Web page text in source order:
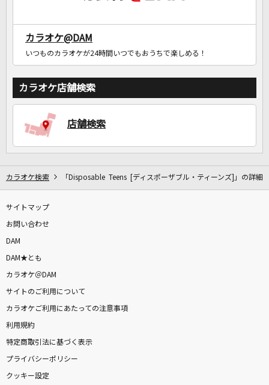
カラオケ@DAM
いつものカラオケが24時間いつでもおうちで楽しめる！
カラオケ店舗検索
店舗検索
カラオケ検索 「Disposable Teens [ディスポーザブル・ティーンズ]」の詳細
サイトマップ
お問い合わせ
DAM
DAM★とも
カラオケ＠DAM
サイトのご利用について
カラオケご利用にあたっての注意事項
利用規約
特定商取引法に基づく表示
プライバシーポリシー
クッキー設定